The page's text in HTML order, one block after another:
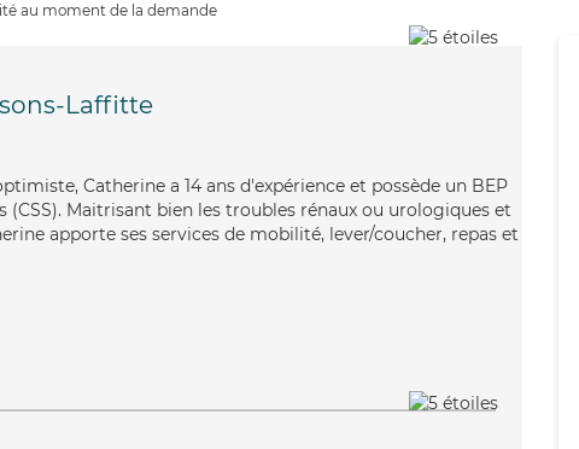
au moment de la demande
Laffitte
Catherine a 14 ans d'expérience et possède un BEP
(CSS). Maitrisant bien les troubles rénaux ou urologiques et
apporte ses services de mobilité, lever/coucher, repas et